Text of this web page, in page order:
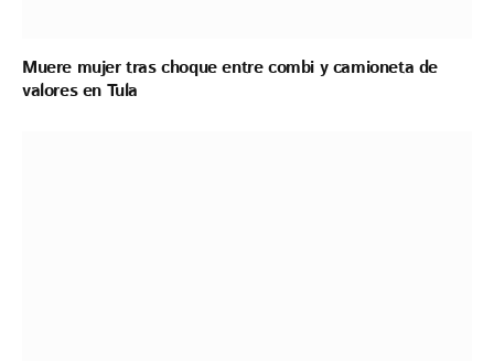
Muere mujer tras choque entre combi y camioneta de
valores en Tula